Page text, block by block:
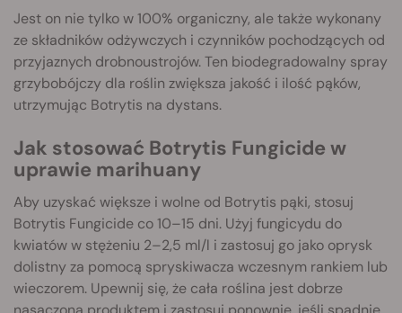
Jest on nie tylko w 100% organiczny, ale także wykonany
ze składników odżywczych i czynników pochodzących od
przyjaznych drobnoustrojów. Ten biodegradowalny spray
grzybobójczy dla roślin zwiększa jakość i ilość pąków,
utrzymując Botrytis na dystans.
Jak stosować Botrytis Fungicide w
uprawie marihuany
Aby uzyskać większe i wolne od Botrytis pąki, stosuj
Botrytis Fungicide co 10–15 dni. Użyj fungicydu do
kwiatów w stężeniu 2–2,5 ml/l i zastosuj go jako oprysk
dolistny za pomocą spryskiwacza wczesnym rankiem lub
wieczorem. Upewnij się, że cała roślina jest dobrze